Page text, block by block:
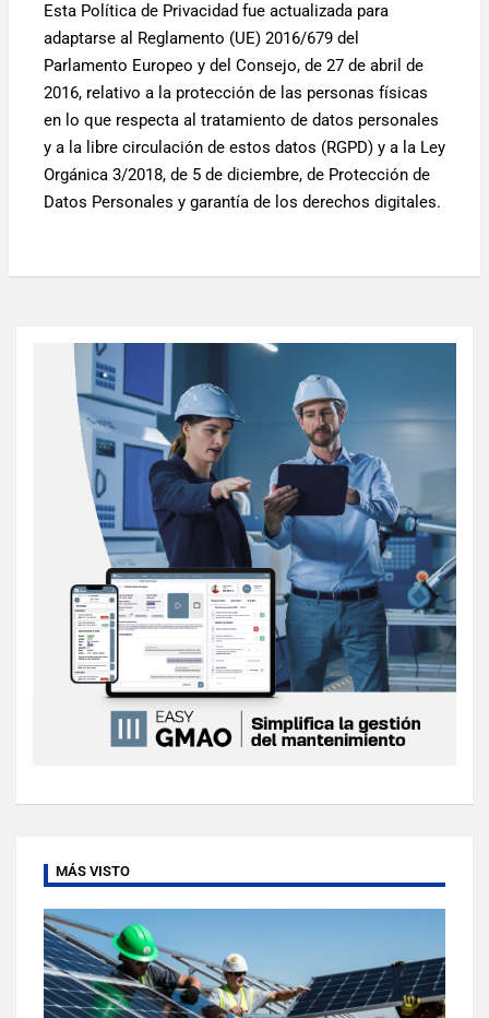
Esta Política de Privacidad fue actualizada para
adaptarse al Reglamento (UE) 2016/679 del
Parlamento Europeo y del Consejo, de 27 de abril de
2016, relativo a la protección de las personas físicas
en lo que respecta al tratamiento de datos personales
y a la libre circulación de estos datos (RGPD) y a la Ley
Orgánica 3/2018, de 5 de diciembre, de Protección de
Datos Personales y garantía de los derechos digitales.
MÁS VISTO